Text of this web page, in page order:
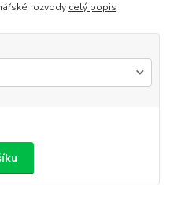
rozvody celý popis